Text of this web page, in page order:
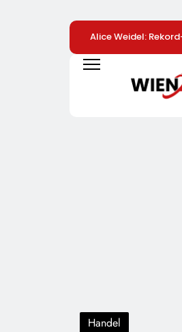
Alice Weidel:
Bundesregierung
Handel